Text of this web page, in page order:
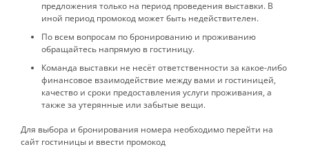
предложения только на период проведения выставки. В
иной период промокод может быть недействителен.
По всем вопросам по бронированию и проживанию
обращайтесь напрямую в гостиницу.
Команда выставки не несёт ответственности за какое-либо
финансовое взаимодействие между вами и гостиницей,
качество и сроки предоставления услуги проживания, а
также за утерянные или забытые вещи.
Для выбора и бронирования номера необходимо перейти на
сайт гостиницы и ввести промокод